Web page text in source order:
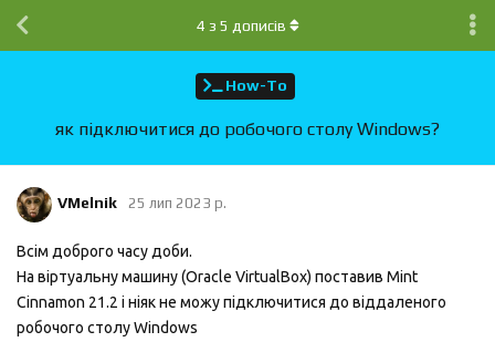
How-To
як підключитися до робочого столу Windows?
4 з 5 дописів
VMelnik 25 лип 2023 р.
Всім доброго часу доби.
На віртуальну машину (Oracle VirtualBox) поставив Mint
Cinnamon 21.2 і ніяк не можу підключитися до віддаленого
робочого столу Windows